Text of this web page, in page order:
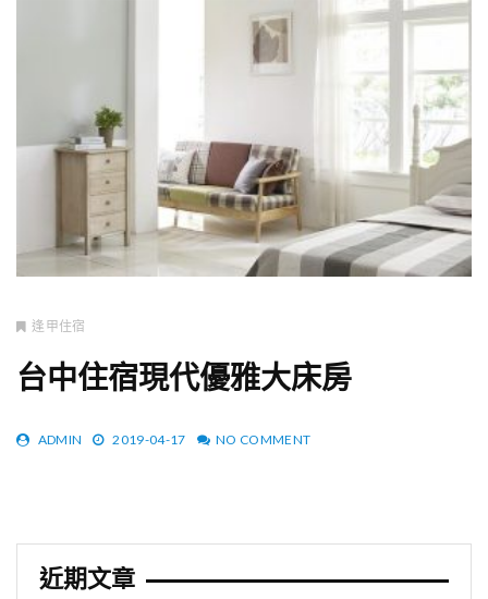
逢甲住宿
台中住宿現代優雅大床房
ADMIN 2019-04-17 NO COMMENT
近期文章